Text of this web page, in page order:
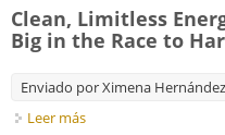
Clean, Limitless
Big in the Race to
Enviado porXimena Hernández
Leer más